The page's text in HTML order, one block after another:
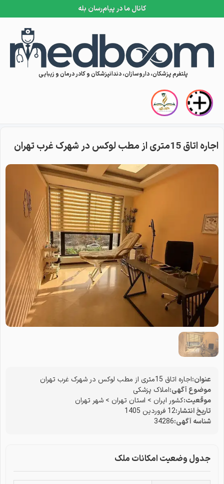
کانال ما در پیام‌رسان بله
Skip to content
پلتفرم پزشکان، داروسازان، دندانپزشکان و کادر درمان و زیبایی
اجاره اتاق 15متری از مطب لوکس در شهرک غرب تهران
عنوان:اجاره اتاق 15متری از مطب لوکس در شهرک غرب تهران
موضوع آگهی:املاک پزشکی
موقعیت:کشور ایران > استان تهران > شهر تهران
تاریخ انتشار:12 فروردین 1405
شناسه آگهی:34286
جدول وضعیت امکانات ملک